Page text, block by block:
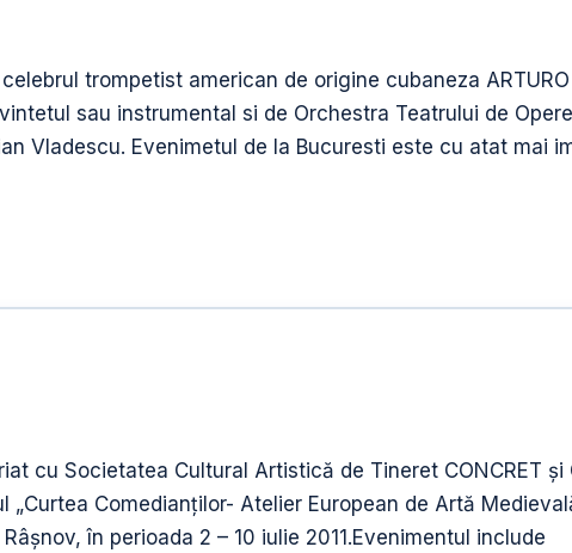
trompetist american de origine cubaneza ARTURO
sau instrumental si de Orchestra Teatrului de
Vladescu. Evenimetul de la Bucuresti este cu atat mai
cu Societatea Cultural Artistică de Tineret CONCRET și
Comedianților- Atelier European de Artă
în perioada 2 – 10 iulie 2011.Evenimentul include